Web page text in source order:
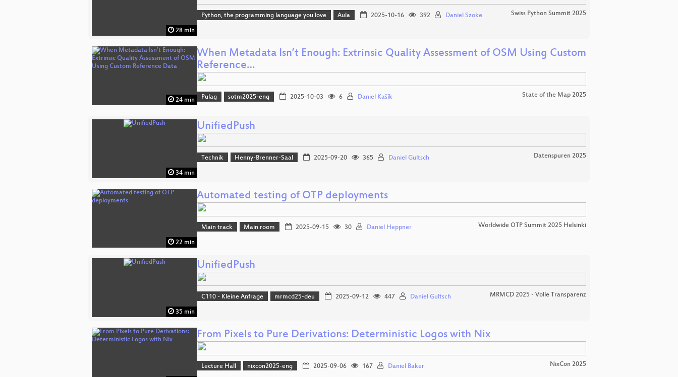
28 min
Python, the programming language you love Aula 2025-10-16 392 Daniel Szoke Swiss Python Summit 2025
24 min
When Metadata Isn’t Enough: Extrinsic Quality Assessment of OSM Using Custom
Reference…
Pulag sotm2025-eng 2025-10-03 6 Daniel Kašík State of the Map 2025
34 min
UnifiedPush
Technik Henny-Brenner-Saal 2025-09-20 365 Daniel Gultsch Datenspuren 2025
22 min
Automated testing of OTP deployments
Main track Main room 2025-09-15 30 Daniel Heppner Worldwide OTP Summit 2025 Helsinki
35 min
UnifiedPush
C110 - Kleine Anfrage mrmcd25-deu 2025-09-12 447 Daniel Gultsch MRMCD 2025 - Volle Transparenz
From Pixels to Pure Derivations: Deterministic Logos with Nix
Lecture Hall nixcon2025-eng 2025-09-06 167 Daniel Baker NixCon 2025